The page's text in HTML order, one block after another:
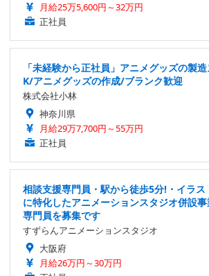
月給25万5,600円～32万円
正社員
「未経験から正社員」アニメグッズの製
K/アニメグッズの作成/ブランク歓迎
株式会社小林
神奈川県
月給29万7,700円～55万円
正社員
相談支援専門員・駅から徒歩5分!・イラ
に特化したアニメーションスタジオ併設
専門員を募集です
すずらんアニメーションスタジオ
大阪府
月給26万円～30万円